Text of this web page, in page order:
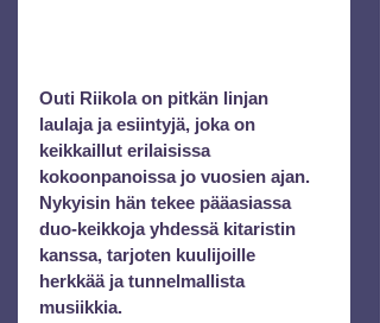
Outi Riikola on pitkän linjan
laulaja ja esiintyjä, joka on
keikkaillut erilaisissa
kokoonpanoissa jo vuosien ajan.
Nykyisin hän tekee pääasiassa
duo-keikkoja yhdessä kitaristin
kanssa, tarjoten kuulijoille
herkkää ja tunnelmallista
musiikkia.